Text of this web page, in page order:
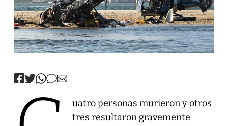
uatro personas murieron y otros
tres resultaron gravemente